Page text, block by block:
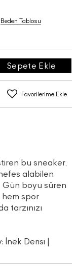
Beden Tablosu
Favorilerime Ekle
Sepete Ekle
bu sneaker,
alabilen
Gün boyu süren
hem spor
tarzınızı
İnek Derisi |